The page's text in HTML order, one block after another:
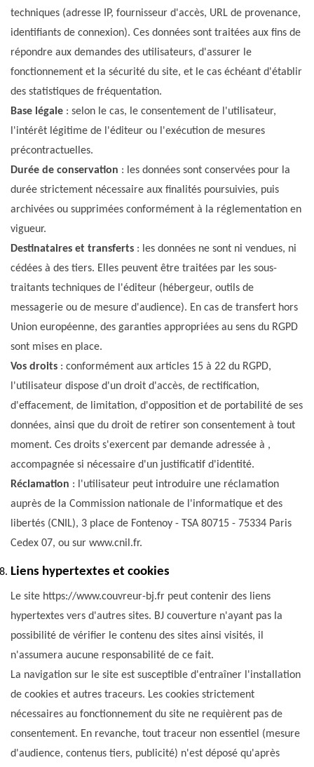
techniques (adresse IP, fournisseur d'accès, URL de provenance,
identifiants de connexion). Ces données sont traitées aux fins de
répondre aux demandes des utilisateurs, d'assurer le
fonctionnement et la sécurité du site, et le cas échéant d'établir
des statistiques de fréquentation.
Base légale : selon le cas, le consentement de l'utilisateur,
l'intérêt légitime de l'éditeur ou l'exécution de mesures
précontractuelles.
Durée de conservation : les données sont conservées pour la
durée strictement nécessaire aux finalités poursuivies, puis
archivées ou supprimées conformément à la réglementation en
vigueur.
Destinataires et transferts : les données ne sont ni vendues, ni
cédées à des tiers. Elles peuvent être traitées par les sous-
traitants techniques de l'éditeur (hébergeur, outils de
messagerie ou de mesure d'audience). En cas de transfert hors
Union européenne, des garanties appropriées au sens du RGPD
sont mises en place.
Vos droits : conformément aux articles 15 à 22 du RGPD,
l'utilisateur dispose d'un droit d'accès, de rectification,
d'effacement, de limitation, d'opposition et de portabilité de ses
données, ainsi que du droit de retirer son consentement à tout
moment. Ces droits s'exercent par demande adressée à ,
accompagnée si nécessaire d'un justificatif d'identité.
Réclamation : l'utilisateur peut introduire une réclamation
auprès de la Commission nationale de l'informatique et des
libertés (CNIL), 3 place de Fontenoy - TSA 80715 - 75334 Paris
Cedex 07, ou sur www.cnil.fr.
Liens hypertextes et cookies
Le site https://www.couvreur-bj.fr peut contenir des liens
hypertextes vers d'autres sites. BJ couverture n'ayant pas la
possibilité de vérifier le contenu des sites ainsi visités, il
n'assumera aucune responsabilité de ce fait.
La navigation sur le site est susceptible d'entraîner l'installation
de cookies et autres traceurs. Les cookies strictement
nécessaires au fonctionnement du site ne requièrent pas de
consentement. En revanche, tout traceur non essentiel (mesure
d'audience, contenus tiers, publicité) n'est déposé qu'après